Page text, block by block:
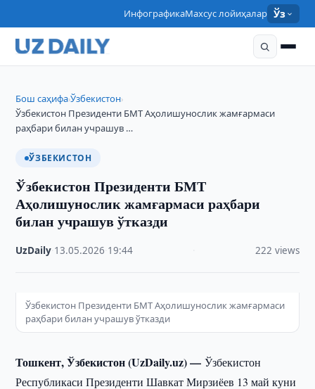
ИнфографикаМахсус лойиҳалар Ўз
Бош саҳифа›Ўзбекистон›
Ўзбекистон Президенти БМТ Аҳолишунослик жамғармаси
раҳбари билан учрашув …
ЎЗБЕКИСТОН
Ўзбекистон Президенти БМТ
Аҳолишунослик жамғармаси раҳбари
билан учрашув ўтказди
UzDaily 13.05.2026 19:44 222 views
Ўзбекистон Президенти БМТ Аҳолишунослик жамғармаси
раҳбари билан учрашув ўтказди
Тошкент, Ўзбекистон (UzDaily.uz) —Ўзбекистон
Республикаси Президенти Шавкат Мирзиёев 13 май куни